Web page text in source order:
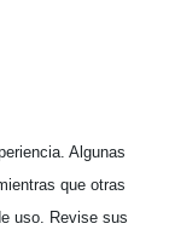
Algunas
que otras
uso. Revise sus